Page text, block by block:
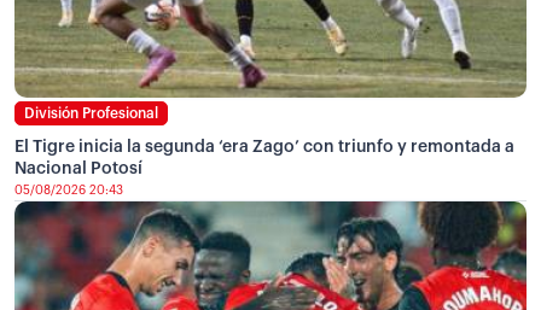
División Profesional
El Tigre inicia la segunda ‘era Zago’ con triunfo y remontada a
Nacional Potosí
05/08/2026 20:43